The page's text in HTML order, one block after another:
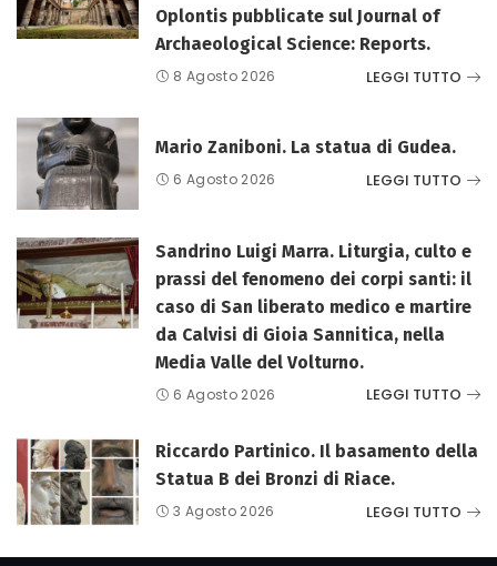
Oplontis pubblicate sul Journal of
Archaeological Science: Reports.
8 Agosto 2026 LEGGI TUTTO
Mario Zaniboni. La statua di Gudea.
6 Agosto 2026 LEGGI TUTTO
Sandrino Luigi Marra. Liturgia, culto e
prassi del fenomeno dei corpi santi: il
caso di San liberato medico e martire
da Calvisi di Gioia Sannitica, nella
Media Valle del Volturno.
6 Agosto 2026 LEGGI TUTTO
Riccardo Partinico. Il basamento della
Statua B dei Bronzi di Riace.
3 Agosto 2026 LEGGI TUTTO